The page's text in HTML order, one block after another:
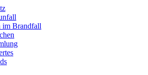
im Brandfall